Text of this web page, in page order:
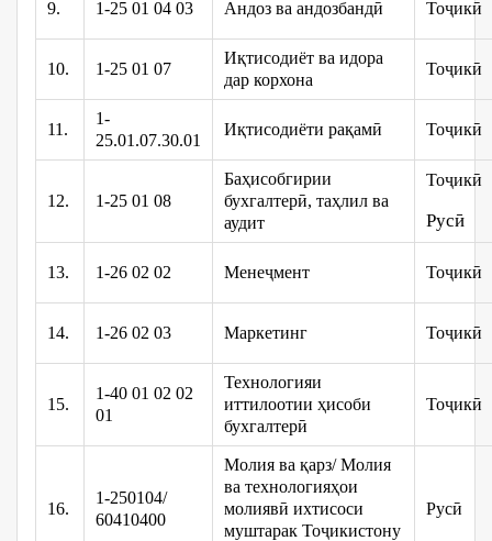
9. 1-25 01 04 03 Андоз ва андозбандӣ Тоҷикӣ
10. 1-25 01 07
Иқтисодиёт ва идора
дар корхона
Тоҷикӣ
11.
1-
25.01.07.30.01
Иқтисодиёти рақамӣ Тоҷикӣ
12. 1-25 01 08
Баҳисобгирии
бухгалтерӣ, таҳлил ва
аудит
Тоҷикӣ
Русӣ
13. 1-26 02 02 Менеҷмент Тоҷикӣ
14. 1-26 02 03 Маркетинг Тоҷикӣ
15.
1-40 01 02 02
01
Технологияи
иттилоотии ҳисоби
бухгалтерӣ
Тоҷикӣ
16.
1-250104/
60410400
Молия ва қарз/ Молия
ва технологияҳои
молиявӣ ихтисоси
муштарак Тоҷикистону
Русӣ